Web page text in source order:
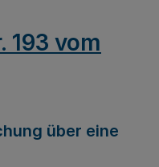
193 vom
über eine